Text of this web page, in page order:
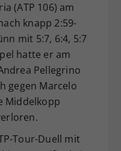
(ATP 106) am
knapp 2:59-
mit 5:7, 6:4, 5:7
hatte er am
Pellegrino
gegen Marcelo
Middelkopp
Tour-Duell mit